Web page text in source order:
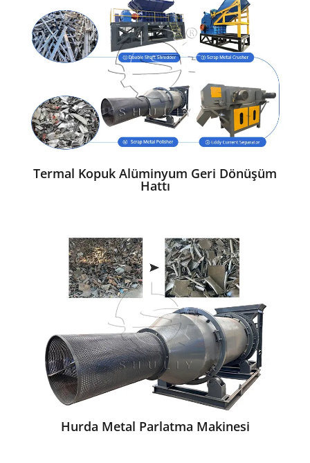
Termal Kopuk Alüminyum Geri Dönüşüm
Hattı
Hurda Metal Parlatma Makinesi